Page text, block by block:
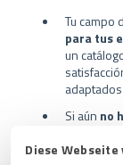
Diese
Tu campo
para tus
un
Si aún no
de